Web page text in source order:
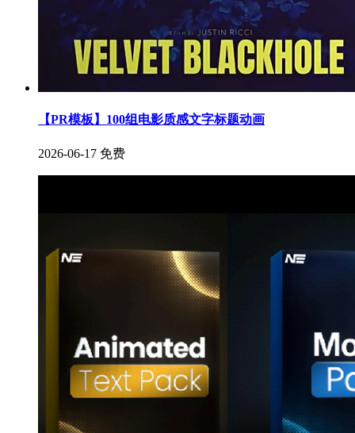
【PR模板】100组电影质感文字标题动画
2026-06-17 免费